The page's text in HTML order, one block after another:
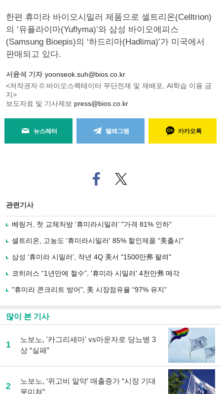
한편 휴미라 바이오시밀러 제품으로 셀트리온(Celltrion)
의 ‘유플라이마(Yuflyma)’와 삼성 바이오에피스
(Samsung Bioepis)의 ‘하드리마(Hadlima)’가 미국에서
판매되고 있다.
서윤석 기자 yoonseok.suh@bios.co.kr
<저작권자 © 바이오스펙테이터 무단전재 및 재배포, AI학습 이용 금
지>
보도자료 및 기사제보 press@bios.co.kr
뉴스레터 텔레그램 카카오톡
페
이
로
기
사
유
기
트위
터로
관련기사
베링거, 첫 교체처방 ‘휴미라시밀러’ "가격 81% 인하"
셀트리온, 고농도 '휴미라시밀러' 85% 할인제품 "美출시"
삼성 '휴미라 시밀러', 작년 4Q 美서 "1500만弗 팔려"
코히러스 “1년만에 철수”, '휴미라 시밀러' 4천만弗 매각
"휴미라 콘크리트 방어", 美 시장점유율 “97% 유지”
많이 본 기사
1
노보노, '카그리세마' vs마운자로 당뇨병 3
상 “실패”
2
노보노, ‘위고비 알약’ 매출증가 “시장 기대
못미쳐”